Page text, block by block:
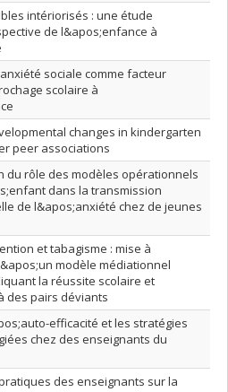
intériorisés : une étude
de l&apos;enfance à
sociale comme facteur
scolaire à
changes in kindergarten
peer associations
du rôle des modèles opérationnels
dans la transmission
de l&apos;anxiété chez de jeunes
et tabagisme : mise à
modèle médiationnel
la réussite scolaire et
des pairs déviants
efficacité et les stratégies
chez des enseignants du
des enseignants sur la